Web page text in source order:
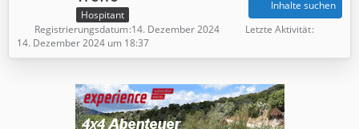
Hospitant
Inhalte suchen
Registrierungsdatum 14. Dezember 2024
Letzte Aktivität
14. Dezember 2024 um 18:37